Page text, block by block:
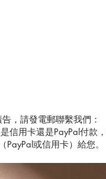
，請發電郵聯繫我們：
信用卡還是PayPal付款
或信用卡）給您。